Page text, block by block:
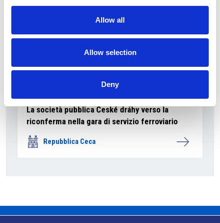
Allow all
Allow selection
Deny
La società pubblica České dráhy verso la
riconferma nella gara di servizio ferroviario
Repubblica Ceca